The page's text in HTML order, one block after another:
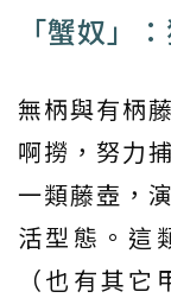
「蟹奴」
無柄與有柄
啊撈，努力
一類藤壺，
活型態。這
（也有其